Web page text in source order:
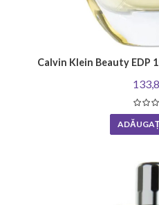
Calvin Klein Beauty EDP